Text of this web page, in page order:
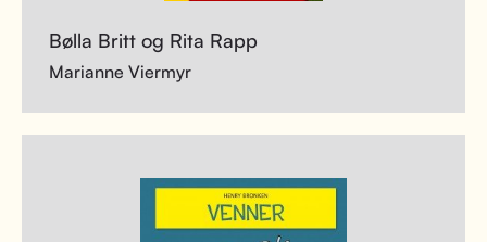
Bølla Britt og Rita Rapp
Marianne Viermyr